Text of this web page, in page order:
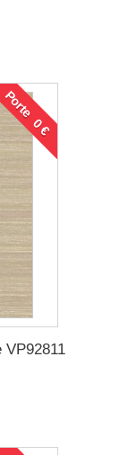
Porte 0 €
VP92811